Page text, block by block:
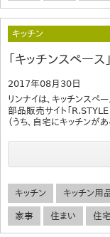
キッチン
「キッチンスペー
2017年08月30日
リンナイは、キッチンスペ
部品販売サイト「
（うち、自宅にキッチンが
キッチン キッチン用
家事 住まい 住宅